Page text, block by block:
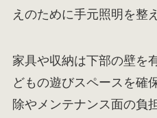
えのために手元照明を整
家具や収納は下部の壁を
どもの遊びスペースを確
除やメンテナンス面の負